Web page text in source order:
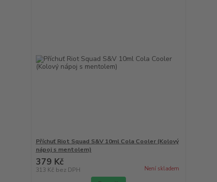
Příchuť Riot Squad S&V 10ml Cola Cooler (Kolový
nápoj s mentolem)
379 Kč
313 Kč bez DPH Není skladem